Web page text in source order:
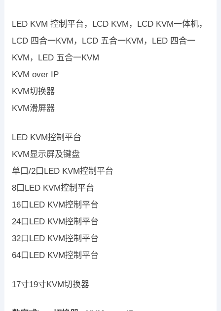
LED KVM 控制平台，LCD KVM，LCD KVM一体机，
LCD 四合一KVM，LCD 五合一KVM，LED 四合一
KVM，LED 五合一KVM
KVM over IP
KVM切换器
KVM滑屏器
LED KVM控制平台
KVM显示屏及键盘
单口/2口LED KVM控制平台
8口LED KVM控制平台
16口LED KVM控制平台
24口LED KVM控制平台
32口LED KVM控制平台
64口LED KVM控制平台
17寸19寸KVM切换器